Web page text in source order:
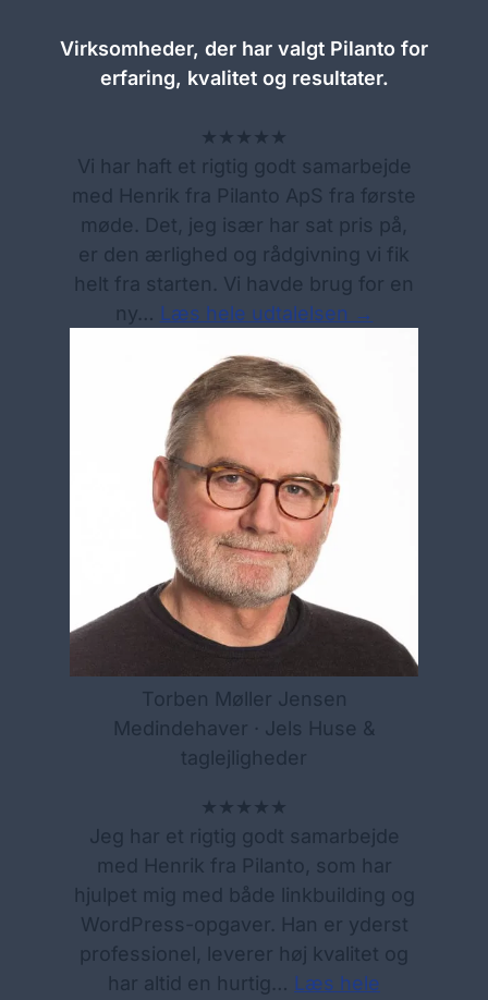
Virksomheder, der har valgt Pilanto for
erfaring, kvalitet og resultater.
★★★★★
Vi har haft et rigtig godt samarbejde
med Henrik fra Pilanto ApS fra første
møde. Det, jeg især har sat pris på,
er den ærlighed og rådgivning vi fik
helt fra starten. Vi havde brug for en
ny… Læs hele udtalelsen →
Torben Møller Jensen
Medindehaver · Jels Huse &
taglejligheder
★★★★★
Jeg har et rigtig godt samarbejde
med Henrik fra Pilanto, som har
hjulpet mig med både linkbuilding og
WordPress-opgaver. Han er yderst
professionel, leverer høj kvalitet og
har altid en hurtig… Læs hele